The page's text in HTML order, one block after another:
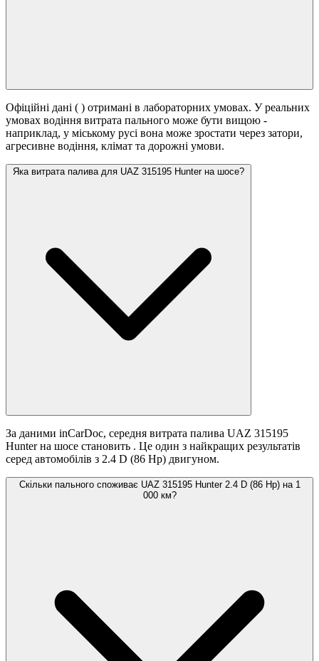
Офіційні дані ( ) отримані в лабораторних умовах. У реальних
умовах водіння витрата пального може бути вищою -
наприклад, у міському русі вона може зростати через затори,
агресивне водіння, клімат та дорожні умови.
Яка витрата палива для UAZ 315195 Hunter на шосе?
За даними inCarDoc, середня витрата палива UAZ 315195
Hunter на шосе становить . Це один з найкращих результатів
серед автомобілів з 2.4 D (86 Hp) двигуном.
Скільки пального споживає UAZ 315195 Hunter 2.4 D (86 Hp) на 1
000 км?